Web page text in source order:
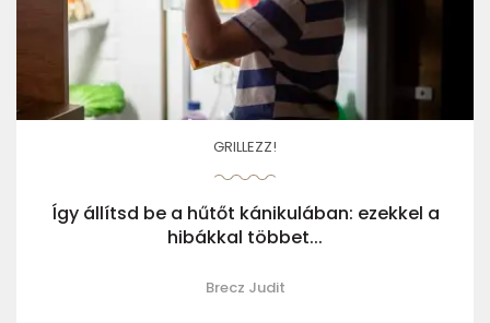
GRILLEZZ!
Így állítsd be a hűtőt kánikulában: ezekkel a
hibákkal többet...
Brecz Judit